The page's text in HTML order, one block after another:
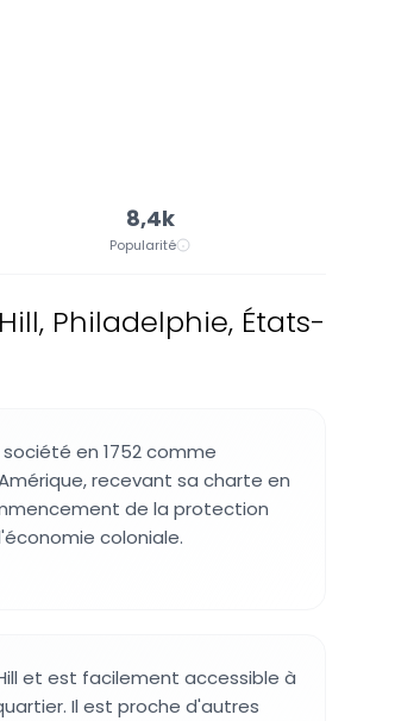
8,4k
Popularité
Philadelphie, États-
en 1752 comme
recevant sa charte en
de la protection
coloniale.
et est facilement accessible à
Il est proche d'autres